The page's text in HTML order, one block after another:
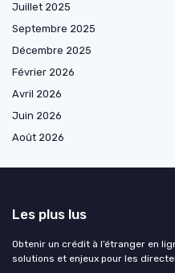
Juillet 2025
Septembre 2025
Décembre 2025
Février 2026
Avril 2026
Juin 2026
Août 2026
Les plus lus
Obtenir un crédit à l’étranger en
solutions et enjeux pour les